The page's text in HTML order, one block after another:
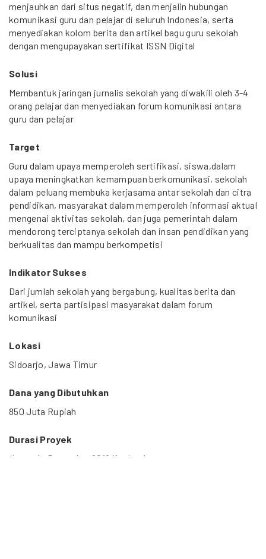
menjauhkan dari situs negatif, dan menjalin hubungan
komunikasi guru dan pelajar di seluruh Indonesia, serta
menyediakan kolom berita dan artikel bagu guru sekolah
dengan mengupayakan sertifikat ISSN Digital
Solusi
Membantuk jaringan jurnalis sekolah yang diwakili oleh 3-4
orang pelajar dan menyediakan forum komunikasi antara
guru dan pelajar
Target
Guru dalam upaya memperoleh sertifikasi, siswa,dalam
upaya meningkatkan kemampuan berkomunikasi, sekolah
dalam peluang membuka kerjasama antar sekolah dan citra
pendidikan, masyarakat dalam memperoleh informasi aktual
mengenai aktivitas sekolah, dan juga pemerintah dalam
mendorong terciptanya sekolah dan insan pendidikan yang
berkualitas dan mampu berkompetisi
Indikator Sukses
Dari jumlah sekolah yang bergabung, kualitas berita dan
artikel, serta partisipasi masyarakat dalam forum
komunikasi
Lokasi
Sidoarjo, Jawa Timur
Dana yang Dibutuhkan
850 Juta Rupiah
Durasi Proyek
Januari - Desember 2012 (1 tahun)